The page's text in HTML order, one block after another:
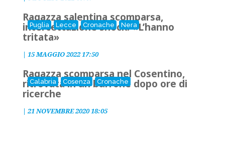
Puglia Lecce Cronache Nera
Ragazza salentina scomparsa,
intercettazione shock: «L’hanno
tritata»
| 15 MAGGIO 2022 17:50
Calabria Cosenza Cronache
Ragazza scomparsa nel Cosentino,
ritrovata in un burrone dopo ore di
ricerche
| 21 NOVEMBRE 2020 18:05